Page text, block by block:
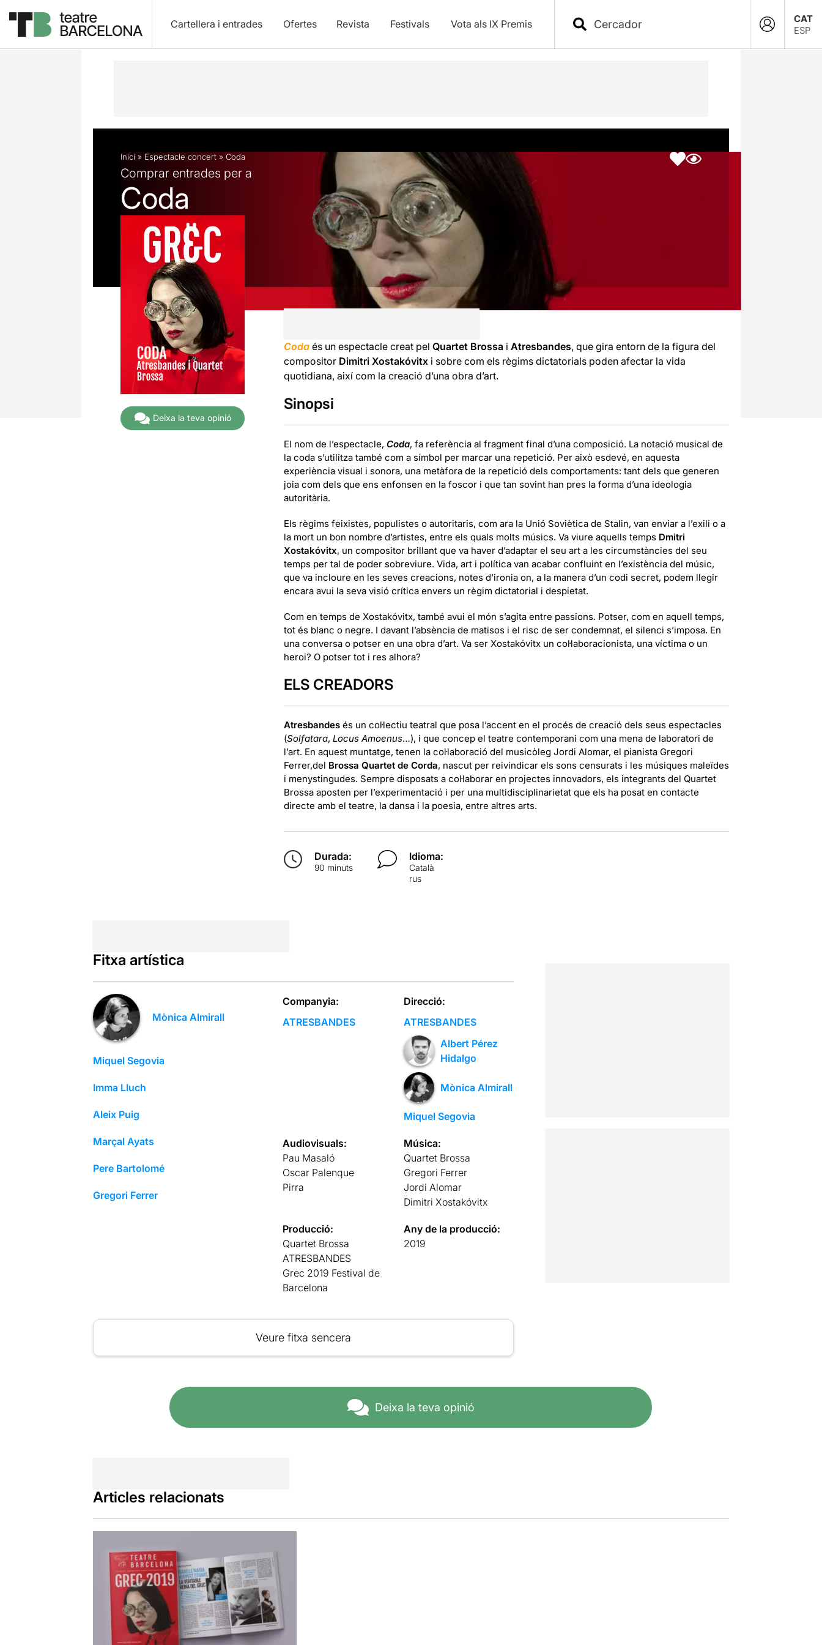
Cartellera i entrades Ofertes Revista Festivals Vota als IX Premis
CAT
ESP
Descripció Fitxa artística Articles
Inici » Espectacle concert » Coda
Comprar entrades per a
Coda
Deixa la teva opinió
Codaés un espectacle creat pel Quartet Brossa i Atresbandes, que gira entorn de la figura del
compositor Dimitri Xostakóvitxi sobre com els règims dictatorials poden afectar la vida
quotidiana, així com la creació d’una obra d’art.
Sinopsi
El nom de l’espectacle, Coda, fa referència al fragment final d’una composició. La notació musical de
la coda s’utilitza també com a símbol per marcar una repetició. Per això esdevé, en aquesta
experiència visual i sonora, una metàfora de la repetició dels comportaments: tant dels que generen
joia com dels que ens enfonsen en la foscor i que tan sovint han pres la forma d’una ideologia
autoritària.
Els règims feixistes, populistes o autoritaris, com ara la Unió Soviètica de Stalin, van enviar a l’exili o a
la mort un bon nombre d’artistes, entre els quals molts músics. Va viure aquells temps Dmitri
Xostakóvitx, un compositor brillant que va haver d’adaptar el seu art a les circumstàncies del seu
temps per tal de poder sobreviure. Vida, art i política van acabar confluint en l’existència del músic,
que va incloure en les seves creacions, notes d’ironia on, a la manera d’un codi secret, podem llegir
encara avui la seva visió crítica envers un règim dictatorial i despietat.
Com en temps de Xostakóvitx, també avui el món s’agita entre passions. Potser, com en aquell temps,
tot és blanc o negre. I davant l’absència de matisos i el risc de ser condemnat, el silenci s’imposa. En
una conversa o potser en una obra d’art. Va ser Xostakóvitx un col·laboracionista, una víctima o un
heroi? O potser tot i res alhora?
ELS CREADORS
Atresbandesés un col·lectiu teatral que posa l’accent en el procés de creació dels seus espectacles
(Solfatara, Locus Amoenus…), i que concep el teatre contemporani com una mena de laboratori de
l’art. En aquest muntatge, tenen la col·laboració del musicòleg Jordi Alomar, el pianista Gregori
Ferrer,del Brossa Quartet de Corda, nascut per reivindicar els sons censurats i les músiques maleïdes
i menystingudes. Sempre disposats a col·laborar en projectes innovadors, els integrants del Quartet
Brossa aposten per l’experimentació i per una multidisciplinarietat que els ha posat en contacte
directe amb el teatre, la dansa i la poesia, entre altres arts.
Durada:
90 minuts
Idioma:
Català
rus
Fitxa artística
Mònica Almirall
Miquel Segovia
Imma Lluch
Aleix Puig
Marçal Ayats
Pere Bartolomé
Gregori Ferrer
Companyia:
ATRESBANDES
Direcció:
ATRESBANDES
Albert Pérez
Hidalgo
Mònica Almirall
Miquel Segovia
Audiovisuals:
Pau Masaló
Oscar Palenque
Pirra
Música:
Quartet Brossa
Gregori Ferrer
Jordi Alomar
Dimitri Xostakóvitx
Producció:
Quartet Brossa
ATRESBANDES
Grec 2019 Festival de
Barcelona
Any de la producció:
2019
Veure fitxa sencera
Deixa la teva opinió
Articles relacionats